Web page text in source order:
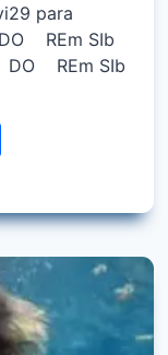
para
REm SIb
DO REm SIb